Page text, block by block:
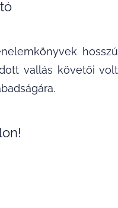
vallás követői